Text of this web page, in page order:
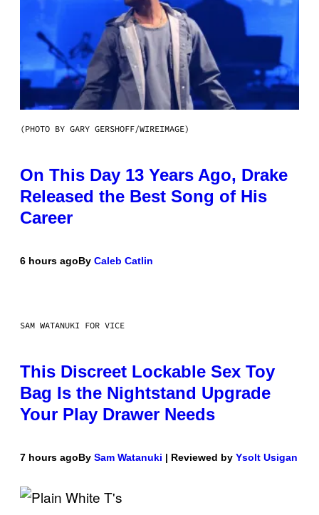
(PHOTO BY GARY GERSHOFF/WIREIMAGE)
On This Day 13 Years Ago, Drake
Released the Best Song of His
Career
6 hours agoBy Caleb Catlin
SAM WATANUKI FOR VICE
This Discreet Lockable Sex Toy
Bag Is the Nightstand Upgrade
Your Play Drawer Needs
7 hours agoBy Sam Watanuki | Reviewed by Ysolt Usigan